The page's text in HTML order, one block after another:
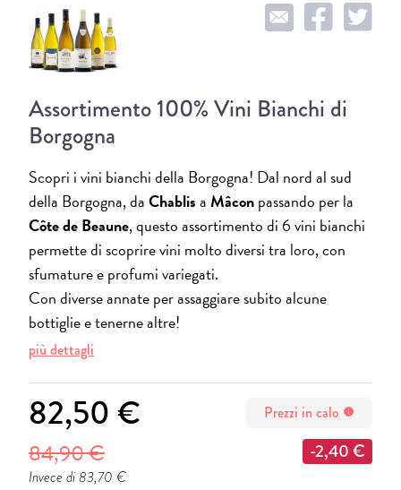
Assortimento 100% Vini Bianchi di
Borgogna
Scopri i vini bianchi della Borgogna! Dal nord al sud
della Borgogna, daChablisaMâconpassando per la
Côte de Beaune, questo assortimento di 6 vini bianchi
permette di scoprire vini molto diversi tra loro, con
sfumature e profumi variegati.
Con diverse annate per assaggiare subito alcune
bottiglie e tenerne altre!
più dettagli
82,50 €
84,90 € -2,40 €
Prezzi in calo info
Invece di 83,70 €